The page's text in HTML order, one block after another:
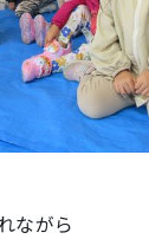
ながら